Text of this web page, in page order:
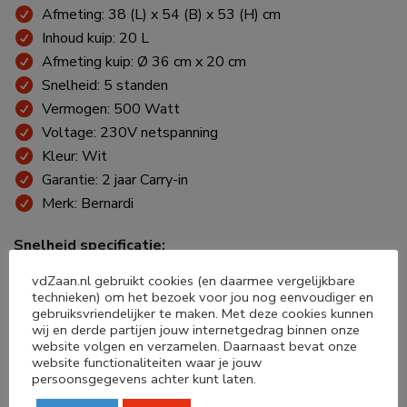
Afmeting: 38 (L) x 54 (B) x 53 (H) cm
Inhoud kuip: 20 L
Afmeting kuip: Ø 36 cm x 20 cm
Snelheid: 5 standen
Vermogen: 500 Watt
Voltage: 230V netspanning
Kleur: Wit
Garantie: 2 jaar Carry-in
Merk: Bernardi
Snelheid specificatie:
Stand 1 > 30 slagen per minuut
Stand 2 > 40 slagen per minuut
Stand 3 > 50 slagen per minuut
Stand 4 > 60 slagen per minuut
Stand 5 > 70 slagen per minuut
Dit betreft professionele apparatuur, ontwikkeld voor
professioneel en zakelijk gebruik, waarop Carry-in garantie
vdZaan.nl gebruikt cookies (en daarmee vergelijkbare
technieken) om het bezoek voor jou nog eenvoudiger en
gebruiksvriendelijker te maken. Met deze cookies kunnen
wij en derde partijen jouw internetgedrag binnen onze
website volgen en verzamelen. Daarnaast bevat onze
website functionaliteiten waar je jouw
persoonsgegevens achter kunt laten.